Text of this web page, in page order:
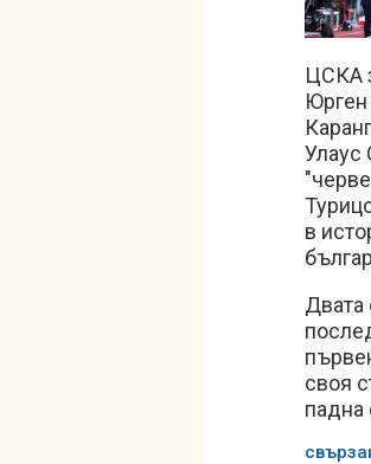
ЦСКА
Юрген
Улаус
в
Двата
своя
падна